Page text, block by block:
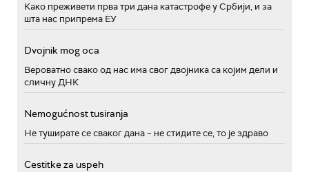
Како преживети прва три дана катастрофе у Србији, и за
шта нас припрема ЕУ
Dvojnik mog oca
Вероватно свако од нас има свог двојника са којим дели и
сличну ДНК
Nemogućnost tusiranja
Не туширате се сваког дана – не стидите се, то је здраво
Cestitke za uspeh